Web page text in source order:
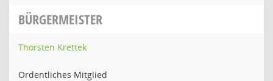
BÜRGERMEISTER
Thorsten Krettek
Ordentliches Mitglied